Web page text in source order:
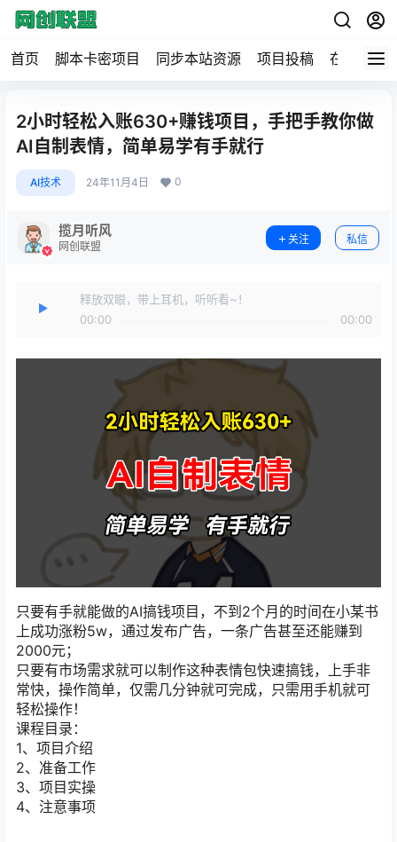
首页 脚本卡密项目 同步本站资源 项目投稿 在线工具
2小时轻松入账630+赚钱项目，手把手教你做
AI自制表情，简单易学有手就行
AI技术 24年11月4日 0
揽月听风
网创联盟
关注 私信
释放双眼，带上耳机，听听看~！
00:00
00:00
只要有手就能做的AI搞钱项目，不到2个月的时间在小某书
上成功涨粉5w，通过发布广告，一条广告甚至还能赚到
2000元；
只要有市场需求就可以制作这种表情包快速搞钱，上手非
常快，操作简单，仅需几分钟就可完成，只需用手机就可
轻松操作！
课程目录：
1、项目介绍
2、准备工作
3、项目实操
4、注意事项